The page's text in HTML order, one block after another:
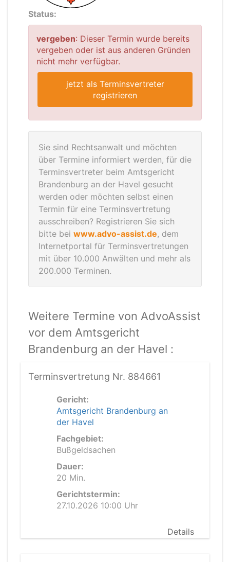
Status:
vergeben: Dieser Termin wurde bereits
vergeben oder ist aus anderen Gründen
nicht mehr verfügbar.
jetzt als Terminsvertreter
registrieren
Sie sind Rechtsanwalt und möchten
über Termine informiert werden, für die
Terminsvertreter beim Amtsgericht
Brandenburg an der Havel gesucht
werden oder möchten selbst einen
Termin für eine Terminsvertretung
ausschreiben? Registrieren Sie sich
bitte bei www.advo-assist.de, dem
Internetportal für Terminsvertretungen
mit über 10.000 Anwälten und mehr als
200.000 Terminen.
Weitere Termine von AdvoAssist
vor dem Amtsgericht
Brandenburg an der Havel :
Terminsvertretung Nr. 884661
Gericht:
Amtsgericht Brandenburg an
der Havel
Fachgebiet:
Bußgeldsachen
Dauer:
20 Min.
Gerichtstermin:
27.10.2026 10:00 Uhr
Details